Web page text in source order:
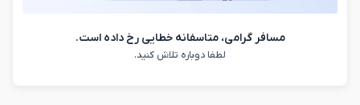
مسافر گرامی، متاسفانه خطایی رخ داده است.
لطفا دوباره تلاش کنید.